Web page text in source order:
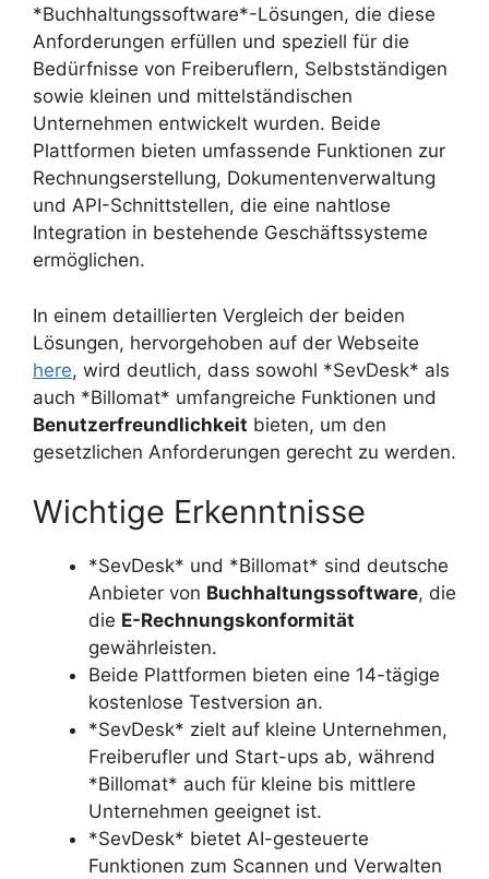
*Buchhaltungssoftware*-Lösungen, die diese
Anforderungen erfüllen und speziell für die
Bedürfnisse von Freiberuflern, Selbstständigen
sowie kleinen und mittelständischen
Unternehmen entwickelt wurden. Beide
Plattformen bieten umfassende Funktionen zur
Rechnungserstellung, Dokumentenverwaltung
und API-Schnittstellen, die eine nahtlose
Integration in bestehende Geschäftssysteme
ermöglichen.
In einem detaillierten Vergleich der beiden
Lösungen, hervorgehoben auf der Webseite
here, wird deutlich, dass sowohl *SevDesk* als
auch *Billomat* umfangreiche Funktionen und
Benutzerfreundlichkeit bieten, um den
gesetzlichen Anforderungen gerecht zu werden.
Wichtige Erkenntnisse
*SevDesk* und *Billomat* sind deutsche
Anbieter von Buchhaltungssoftware, die
die E-Rechnungskonformität
gewährleisten.
Beide Plattformen bieten eine 14-tägige
kostenlose Testversion an.
*SevDesk* zielt auf kleine Unternehmen,
Freiberufler und Start-ups ab, während
*Billomat* auch für kleine bis mittlere
Unternehmen geeignet ist.
*SevDesk* bietet AI-gesteuerte
Funktionen zum Scannen und Verwalten